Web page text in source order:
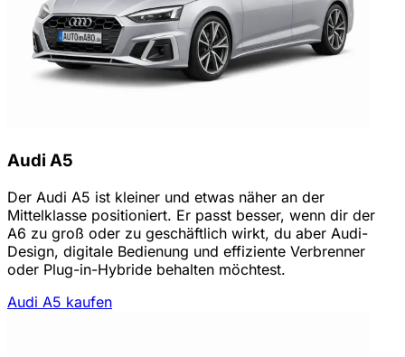
Audi A5
Der Audi A5 ist kleiner und etwas näher an der
Mittelklasse positioniert. Er passt besser, wenn dir der
A6 zu groß oder zu geschäftlich wirkt, du aber Audi-
Design, digitale Bedienung und effiziente Verbrenner
oder Plug-in-Hybride behalten möchtest.
Audi A5 kaufen